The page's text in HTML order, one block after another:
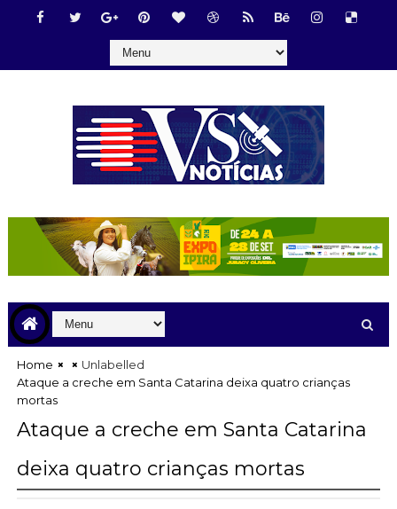
Home
Unlabelled
Ataque a creche em Santa Catarina deixa quatro crianças
mortas
Ataque a creche em Santa Catarina
deixa quatro crianças mortas